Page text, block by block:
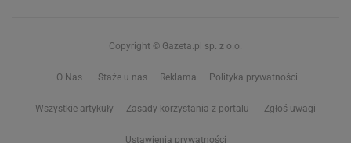
Copyright © Gazeta.pl sp. z o.o.
O Nas Staże u nas Reklama Polityka prywatności
Wszystkie artykuły Zasady korzystania z portalu Zgłoś uwagi
Ustawienia prywatności